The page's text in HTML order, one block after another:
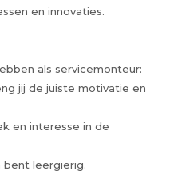
en innovaties.
als servicemonteur:
jij de juiste motivatie en
en interesse in de
leergierig.